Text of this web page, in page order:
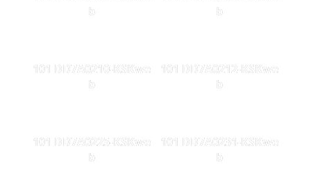
b
b
101 DD7A0210-KSKwe
b
101 DD7A0212-KSKwe
b
101 DD7A0225-KSKwe
b
101 DD7A0231-KSKwe
b